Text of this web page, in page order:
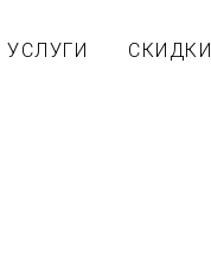
УСЛУГИ СКИДКИ